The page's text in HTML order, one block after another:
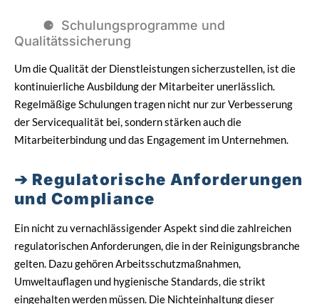
Schulungsprogramme und
Qualitätssicherung
Um die Qualität der Dienstleistungen sicherzustellen, ist die
kontinuierliche Ausbildung der Mitarbeiter unerlässlich.
Regelmäßige Schulungen tragen nicht nur zur Verbesserung
der Servicequalität bei, sondern stärken auch die
Mitarbeiterbindung und das Engagement im Unternehmen.
Regulatorische Anforderungen
und Compliance
Ein nicht zu vernachlässigender Aspekt sind die zahlreichen
regulatorischen Anforderungen, die in der Reinigungsbranche
gelten. Dazu gehören Arbeitsschutzmaßnahmen,
Umweltauflagen und hygienische Standards, die strikt
eingehalten werden müssen. Die Nichteinhaltung dieser